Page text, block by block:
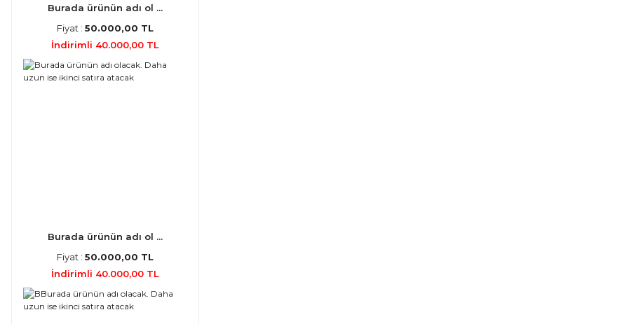
Burada ürünün adı ol ...
Fiyat : 50.000,00 TL
İndirimli 40.000,00 TL
Burada ürünün adı ol ...
Fiyat : 50.000,00 TL
İndirimli 40.000,00 TL